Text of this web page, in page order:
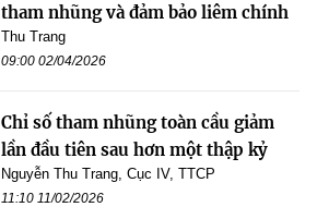
tham nhũng và đảm bảo liêm chính
Thu Trang
09:00 02/04/2026
Chỉ số tham nhũng toàn cầu giảm
lần đầu tiên sau hơn một thập kỷ
Nguyễn Thu Trang, Cục IV, TTCP
11:10 11/02/2026